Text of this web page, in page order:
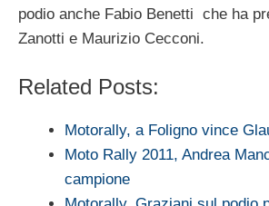
podio anche Fabio Benetti che ha
Zanotti e Maurizio Cecconi.
Related Posts:
Motorally, a Foligno vince
Moto Rally 2011, Andrea
campione